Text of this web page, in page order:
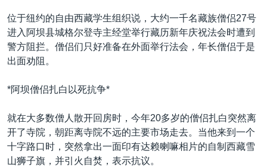
跳
转
到
检
欧洲
非洲
全球议题
科教·文娱·体健
军事
环境
白宫要闻
国会报道
美国建国250周年
埃博拉疫情
美国之音专访
重要讲话与声明
VOA视频
VOA今日焦点
位于纽约的自由西藏学生组织说，大约一千名藏族僧侣27号
进入阿坝县城格尔登寺主经堂举行藏历新年庆祝法会时遭到
警方阻拦。僧侣们只好准备在外面举行法会，年长僧侣于是
出面劝阻。
*阿坝僧侣扎白以死抗争*
就在大多数僧人散开回房时，今年20多岁的僧侣扎白突然离
开了寺院，朝距离寺院不远的主要市场走去。当他来到一个
十字路口时，突然拿出一面印有达赖喇嘛相片的自制西藏雪
山狮子旗，并引火自焚，表示抗议。